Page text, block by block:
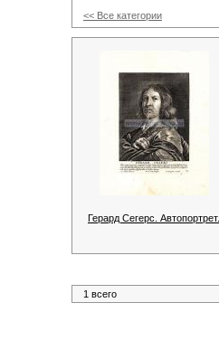
<< Все категории
Герард Сегерс. Автопортрет.
1 всего